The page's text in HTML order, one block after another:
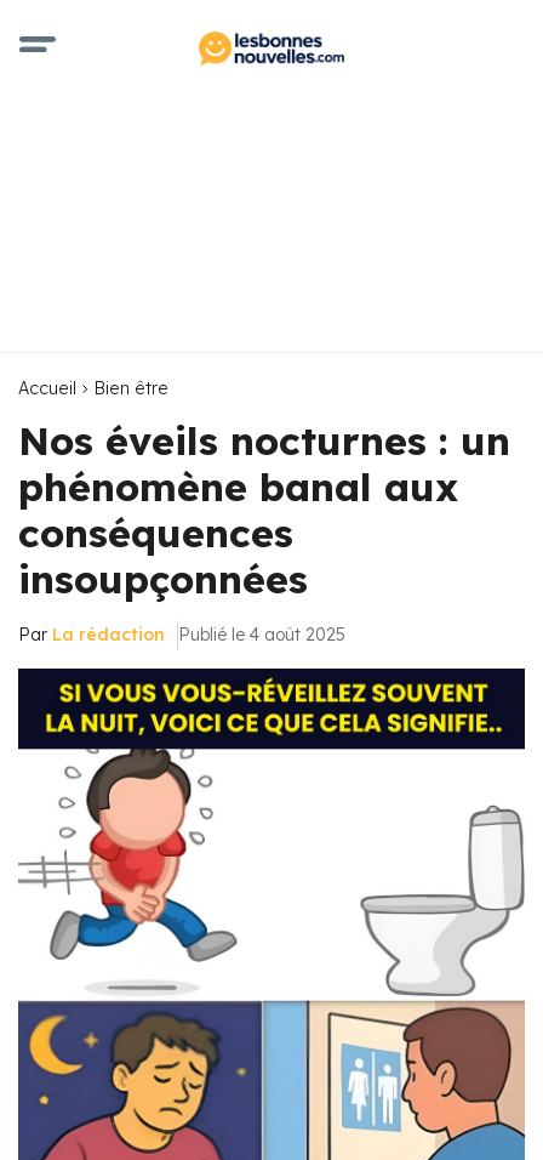
Accueil Bien être
Nos éveils nocturnes : un
phénomène banal aux
conséquences
insoupçonnées
Par La rédaction Publié le 4 août 2025